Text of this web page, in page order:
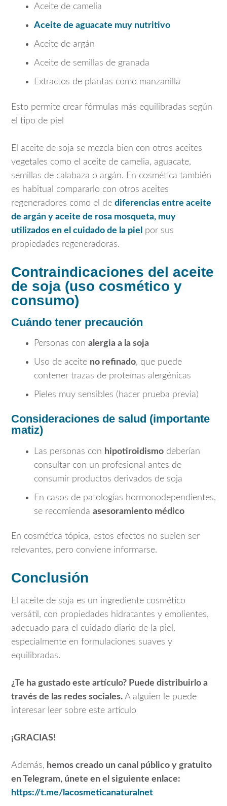
Aceite de camelia
Aceite de aguacate muy nutritivo
Aceite de argán
Aceite de semillas de granada
Extractos de plantas como manzanilla
Esto permite crear fórmulas más equilibradas según
el tipo de piel
El aceite de soja se mezcla bien con otros aceites
vegetales como el aceite de camelia, aguacate,
semillas de calabaza o argán. En cosmética también
es habitual compararlo con otros aceites
regeneradores como el de diferencias entre aceite
de argán y aceite de rosa mosqueta, muy
utilizados en el cuidado de la piel
por sus
propiedades regeneradoras.
Contraindicaciones del aceite
de soja (uso cosmético y
consumo)
Cuándo tener precaución
Personas con alergia a la soja
Uso de aceite no refinado, que puede
contener trazas de proteínas alergénicas
Pieles muy sensibles (hacer prueba previa)
Consideraciones de salud (importante
matiz)
Las personas con hipotiroidismo deberían
consultar con un profesional antes de
consumir productos derivados de soja
En casos de patologías hormonodependientes,
se recomienda asesoramiento médico
En cosmética tópica, estos efectos no suelen ser
relevantes, pero conviene informarse.
Conclusión
El aceite de soja es un ingrediente cosmético
versátil, con propiedades hidratantes y emolientes,
adecuado para el cuidado diario de la piel,
especialmente en formulaciones suaves y
equilibradas.
¿Te ha gustado este artículo? Puede distribuirlo a
través de las redes sociales. A alguien le puede
interesar leer sobre este artículo
¡GRACIAS!
Además, hemos creado un canal público y gratuito
en Telegram, únete en el siguiente enlace:
https://t.me/lacosmeticanaturalnet